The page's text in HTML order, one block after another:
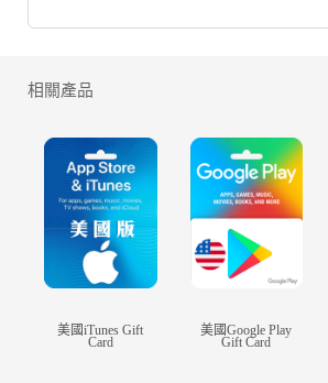
玩家可以在遊戲中與好友們共同建立屬於自己
意，有的NPC甚至會傳授居民自己的獨門技術
物，想建立一座豪華氣派的觀光城市、或是著重
都市，全部由玩家自己來決定
相關產品
美國iTunes Gift
Card
美國Google Play
Gift Card